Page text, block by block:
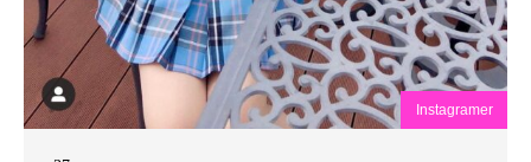
Instagramer